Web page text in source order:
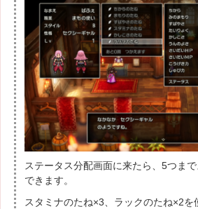
ステータス分配画面に来たら、5つま
できます。
スタミナのたね×3、ラックのたね×2を